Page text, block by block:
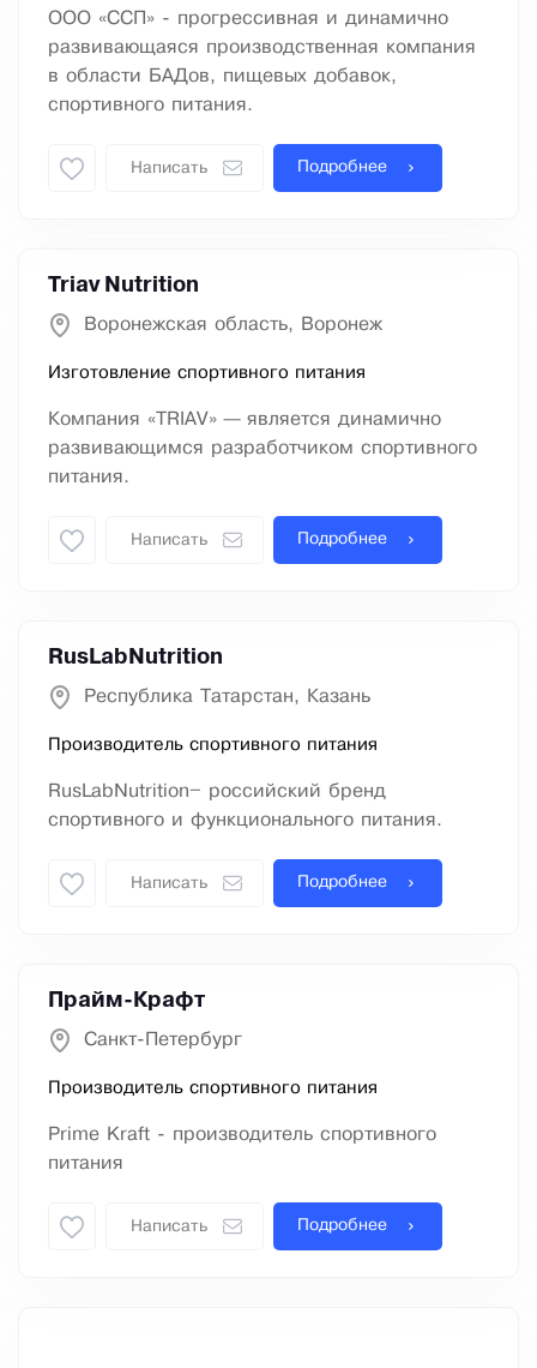
ООО «ССП» - прогрессивная и динамично
развивающаяся производственная компания
в области БАДов, пищевых добавок,
спортивного питания.
Написать Подробнее
Triav Nutrition
Воронежская область, Воронеж
Изготовление спортивного питания
Компания «TRIAV» — является динамично
развивающимся разработчиком спортивного
питания.
Написать Подробнее
RusLabNutrition
Республика Татарстан, Казань
Производитель спортивного питания
RusLabNutrition– российский бренд
спортивного и функционального питания.
Написать Подробнее
Прайм-Крафт
Санкт-Петербург
Производитель спортивного питания
Prime Kraft - производитель спортивного
питания
Написать Подробнее